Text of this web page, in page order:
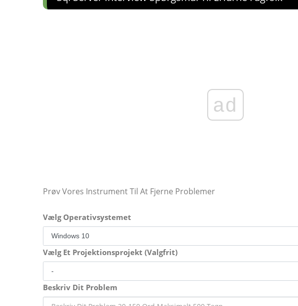
ad
Prøv Vores Instrument Til At Fjerne Problemer
Vælg Operativsystemet
Vælg Et Projektionsprojekt (Valgfrit)
Beskriv Dit Problem